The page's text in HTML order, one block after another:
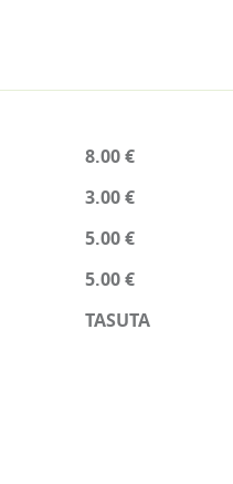
8.00 €
3.00 €
5.00 €
5.00 €
TASUTA